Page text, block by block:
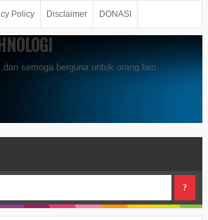
Policy Disclaimer DONASI
semoga berguna untuk orang lain